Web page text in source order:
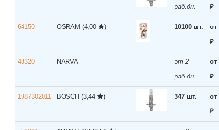
раб.дн.
₽
64150 OSRAM (4,00 ) 10100 шт.
от
₽
48320 NARVA
от 2
раб.дн.
от
₽
1987302011 BOSCH (3,44 ) 347 шт.
от
₽